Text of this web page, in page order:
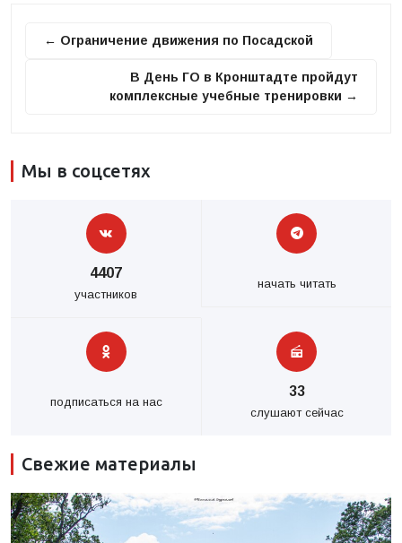
← Ограничение движения по Посадской
В День ГО в Кронштадте пройдут
комплексные учебные тренировки →
Мы в соцсетях
4407
участников
начать читать
подписаться на нас
33
слушают сейчас
Свежие материалы